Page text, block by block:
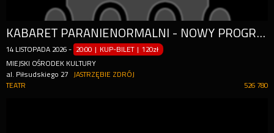
KABARET PARANIENORMALNI - NOWY PROGRAM "OSTRE CIĘCIE"
14 LISTOPADA 2026 - 20:00 | KUP-BILET |120zł
MIEJSKI OŚRODEK KULTURY
al. Piłsudskiego 27
JASTRZĘBIE ZDRÓJ
526 780
TEATR